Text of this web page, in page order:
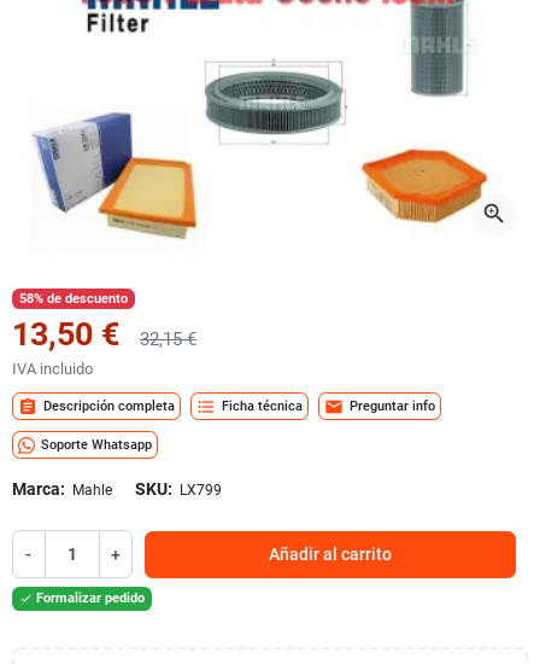
zoom_in
58% de descuento
13,50 € 32,15 €
IVA incluido
assignment Descripción completa format_list_bulleted Ficha técnica mail Preguntar info
Soporte Whatsapp
Marca: Mahle SKU: LX799
- + Añadir al carrito
 Formalizar pedido